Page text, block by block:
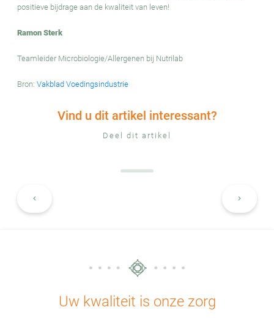
positieve bijdrage aan de kwaliteit van leven!
Ramon Sterk
Teamleider Microbiologie/Allergenen bij Nutrilab
Bron: Vakblad Voedingsindustrie
Vind u dit artikel interessant?
Deel dit artikel
keyboard_arrow_left keyboard_arrow_right
Uw kwaliteit is onze zorg